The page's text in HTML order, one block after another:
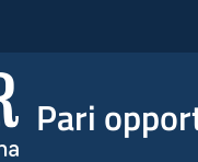
Pari